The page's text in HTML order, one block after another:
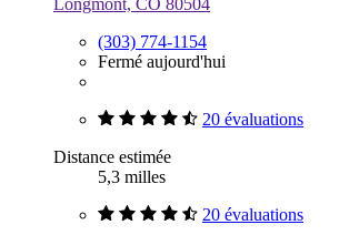
(303) 774-1154
Fermé aujourd'hui
20 évaluations
Distance estimée
5,3 milles
20 évaluations